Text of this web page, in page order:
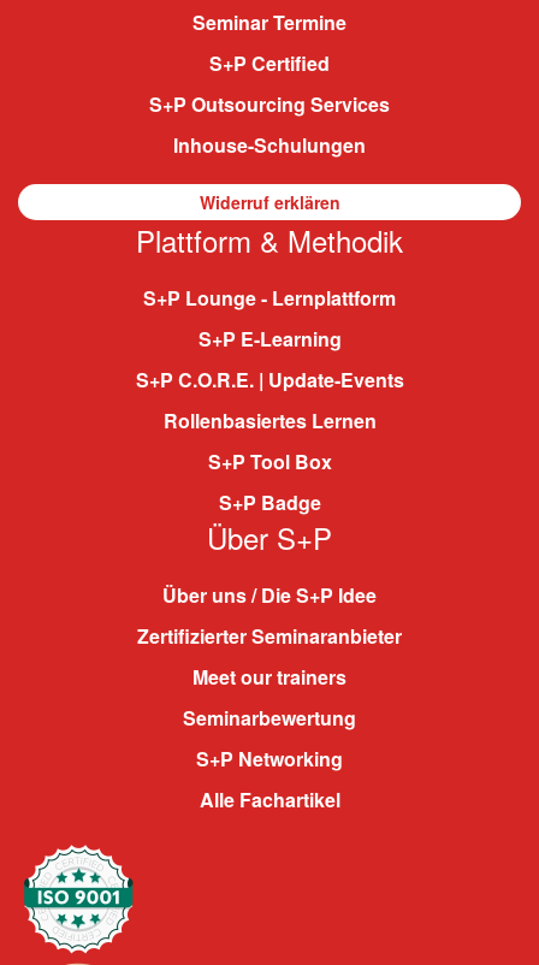
Seminar Termine
S+P Certified
S+P Outsourcing Services
Inhouse-Schulungen
Widerruf erklären
Plattform & Methodik
S+P Lounge - Lernplattform
S+P E-Learning
S+P C.O.R.E. | Update-Events
Rollenbasiertes Lernen
S+P Tool Box
S+P Badge
Über S+P
Über uns / Die S+P Idee
Zertifizierter Seminaranbieter
Meet our trainers
Seminarbewertung
S+P Networking
Alle Fachartikel